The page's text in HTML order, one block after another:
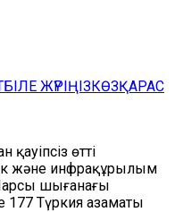
БІЛЕ ЖҮРІҢІЗКӨЗҚАРАС
қауіпсіз өтті
және инфрақұрылым
шығанағы
177 Түркия азаматы